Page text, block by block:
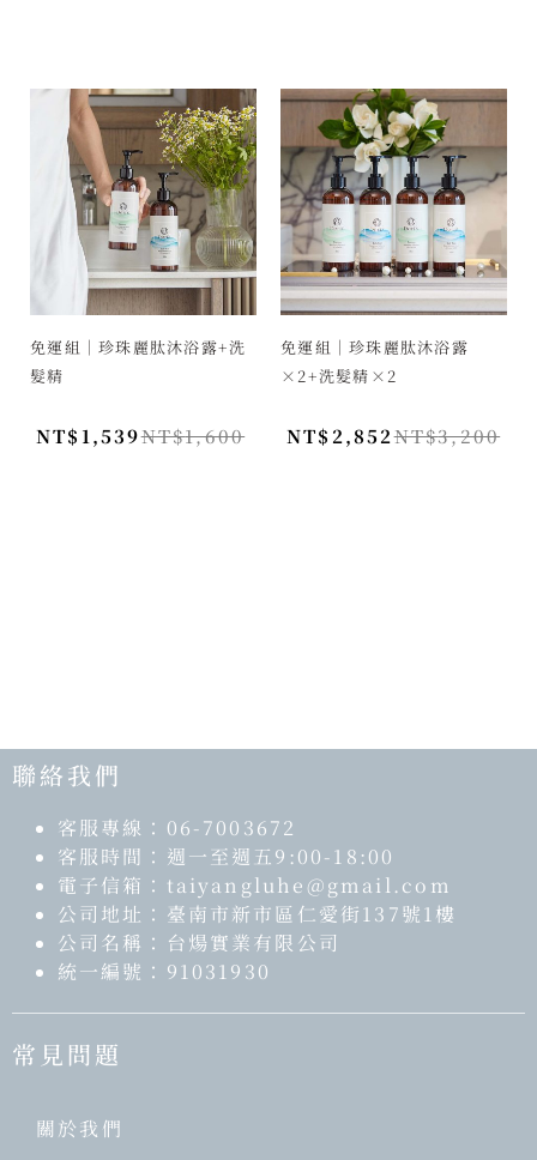
免運組｜珍珠麗肽沐浴露+洗
髮精
NT$1,600
NT$ 1,539
免運組｜珍珠麗肽沐浴露
×2+洗髮精×2
NT$3,200
NT$ 2,852
聯絡我們
客服專線：06-7003672
客服時間：週一至週五9:00-18:00
電子信箱：taiyangluhe@gmail.com
公司地址：臺南市新市區仁愛街137號1樓
公司名稱：台煬實業有限公司
統一編號：91031930
常見問題​
關於我們